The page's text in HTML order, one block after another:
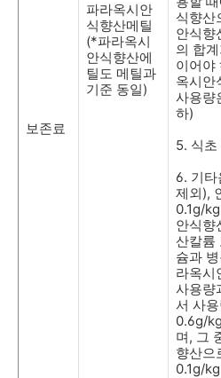
보존료
파라옥시안
식향산메틸
(*파라옥시
안식향산에
틸도 메틸과
기준 동일)
식향산
안식향
의 합
이어야
옥시안
사용량
하)
5. 식초
6. 기타
제외),
0.1g/kg
안식향
산칼륨
슘과
라옥시
사용량
서 사
0.6g/kg
며, 그
향산으
0.1g/kg